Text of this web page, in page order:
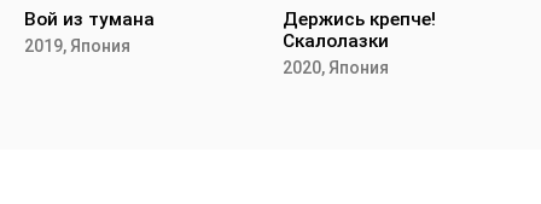
Вой из тумана
2019, Япония
Держись крепче!
Скалолазки
2020, Япония